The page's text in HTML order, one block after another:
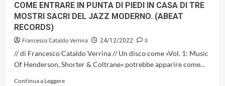
COME ENTRARE IN PUNTA DI PIEDI IN CASA DI TRE
MOSTRI SACRI DEL JAZZ MODERNO. (ABEAT
RECORDS)
Francesco Cataldo Verrina 24/12/2022
0
// di Francesco Cataldo Verrina // Un disco come «Vol. 1: Music
Of Henderson, Shorter & Coltrane» potrebbe apparire come...
Continua a LeggereLeggi